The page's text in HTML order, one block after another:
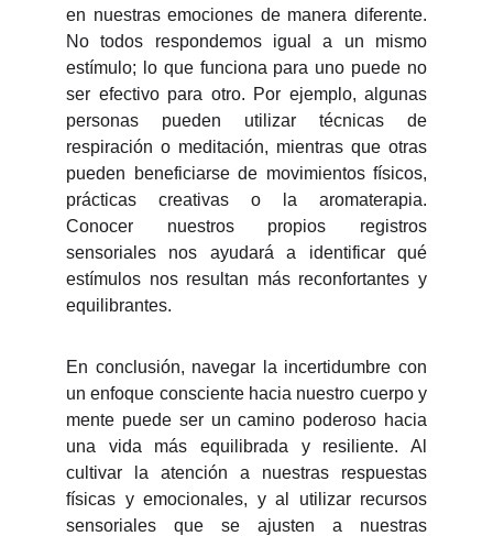
en nuestras emociones de manera diferente.
No todos respondemos igual a un mismo
estímulo; lo que funciona para uno puede no
ser efectivo para otro. Por ejemplo, algunas
personas pueden utilizar técnicas de
respiración o meditación, mientras que otras
pueden beneficiarse de movimientos físicos,
prácticas creativas o la aromaterapia.
Conocer nuestros propios registros
sensoriales nos ayudará a identificar qué
estímulos nos resultan más reconfortantes y
equilibrantes.
En conclusión, navegar la incertidumbre con
un enfoque consciente hacia nuestro cuerpo y
mente puede ser un camino poderoso hacia
una vida más equilibrada y resiliente. Al
cultivar la atención a nuestras respuestas
físicas y emocionales, y al utilizar recursos
sensoriales que se ajusten a nuestras